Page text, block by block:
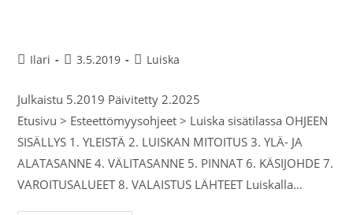
Ilari 3.5.2019 Luiska
Julkaistu 5.2019 Päivitetty 2.2025
Etusivu > Esteettömyysohjeet > Luiska sisätilassa OHJEEN
SISÄLLYS 1. YLEISTÄ 2. LUISKAN MITOITUS 3. YLÄ- JA
ALATASANNE 4. VÄLITASANNE 5. PINNAT 6. KÄSIJOHDE 7.
VAROITUSALUEET 8. VALAISTUS LÄHTEET Luiskalla…